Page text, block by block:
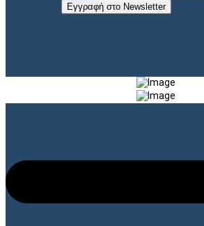
Εγγραφή στο Newsletter